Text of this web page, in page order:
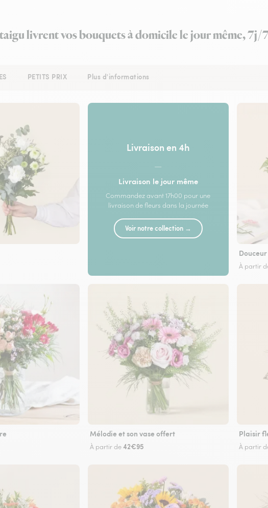
livrent vos bouquets à domicile le jour même, 7j/
PETITS PRIX Plus d'informations
Livraison en 4h
—
Livraison le jour même
Commandez avant 17h00 pour une
livraison de fleurs dans la journée
Voir notre collection →
À partir
Mélodie et son vase offert
À partir de42€95
Plaisir
À partir